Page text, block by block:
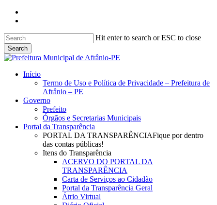
Skip
content
Hit enter to search or ESC to close
Search
Close
search
Menu
Início
Termo de Uso e Política de Privacidade – Prefeitura de
Afrânio – PE
Governo
Prefeito
Órgãos e Secretarias Municipais
Portal da Transparência
PORTAL DA TRANSPARÊNCIAFique por dentro
das contas públicas!
Itens do Transparência
ACERVO DO PORTAL DA
TRANSPARÊNCIA
Carta de Serviços ao Cidadão
Portal da Transparência Geral
Átrio Virtual